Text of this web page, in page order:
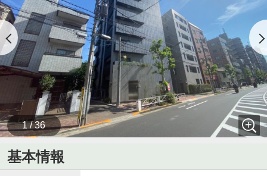
1 / 36
基本情報